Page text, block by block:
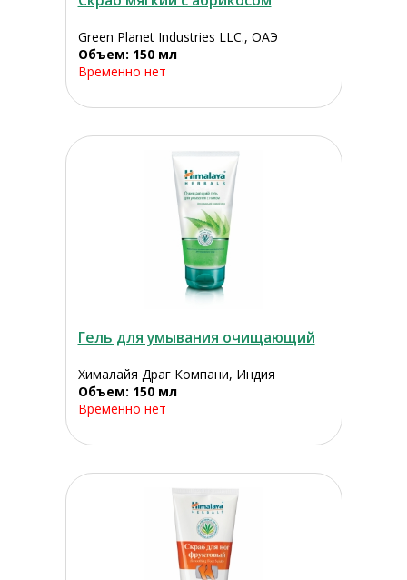
Green Planet Industries LLC., ОАЭ
Объем: 150 мл
Временно нет
Гель для умывания очищающий
Хималайя Драг Компани, Индия
Объем: 150 мл
Временно нет